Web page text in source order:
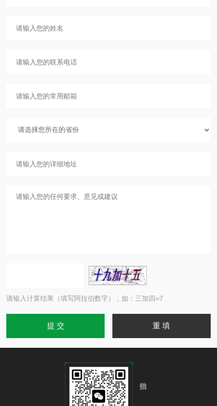
请输入计算结果（填写阿拉伯数字），如：三加四=7